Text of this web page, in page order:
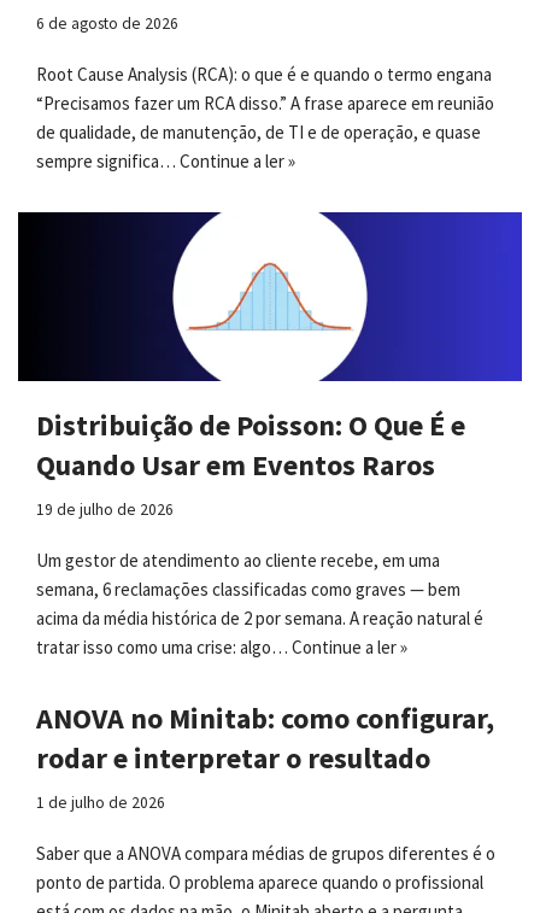
6 de agosto de 2026
Root Cause Analysis (RCA): o que é e quando o termo engana
“Precisamos fazer um RCA disso.” A frase aparece em reunião
de qualidade, de manutenção, de TI e de operação, e quase
sempre significa… Continue a ler »
Distribuição de Poisson: O Que É e
Quando Usar em Eventos Raros
19 de julho de 2026
Um gestor de atendimento ao cliente recebe, em uma
semana, 6 reclamações classificadas como graves — bem
acima da média histórica de 2 por semana. A reação natural é
tratar isso como uma crise: algo… Continue a ler »
ANOVA no Minitab: como configurar,
rodar e interpretar o resultado
1 de julho de 2026
Saber que a ANOVA compara médias de grupos diferentes é o
ponto de partida. O problema aparece quando o profissional